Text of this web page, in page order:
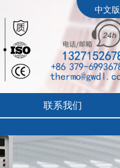
中文版
联系我们
参展信息